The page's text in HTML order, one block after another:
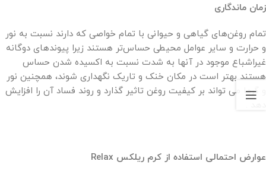
زمان ماندگاری
تمام روغن‌های گیاهی و حیوانی با تمام خواصی که دارند نسبت به نور
و حرارت و سایر عوامل محیطی حساس‌تر هستند زیرا پیوندهای دوگانه
غیراشباع موجود در آنها به شدت نسبت به اکسیده شدن حساس
هستند بهتر است در مکان خنک و تاریک نگهداری شوند، همچنین نور
و گرما می تواند بر کیفیت روغن تاثیر گذارد و روند فساد آن را افزایش
عوارض احتمالی استفاده از کرم ریلکس Relax